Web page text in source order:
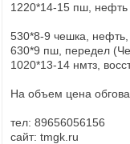
1220*14-15 пш,
530*8-9 чешка, нефть,
630*9 пш, передел
1020*13-14 нмтз,
На объем цена
тел: 89656056156
сайт: tmgk.ru